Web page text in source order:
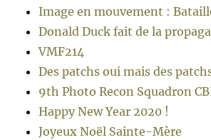
Image en mouvement :
Donald Duck fait de la
VMF214
Des patchs oui mais des
9th Photo Recon Squadron
Happy New Year 2020 !
Joyeux Noël Sainte-Mère